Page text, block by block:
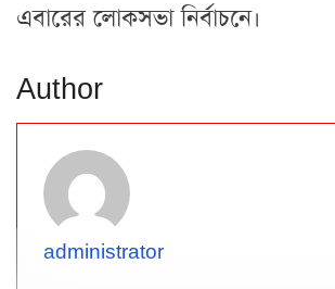
এবারের লোকসভা নির্বাচনে।
Author
administrator